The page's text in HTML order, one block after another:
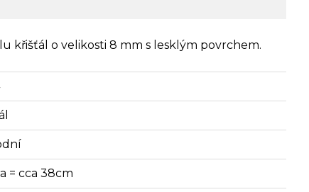
křišťál o velikosti 8 mm s lesklým povrchem.
= cca 38cm